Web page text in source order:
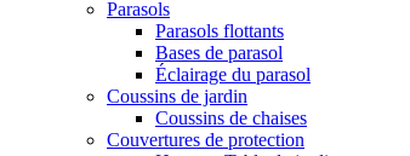
Parasols
Parasols flottants
Bases de parasol
Éclairage du parasol
Coussins de jardin
Coussins de chaises
Couvertures de protection